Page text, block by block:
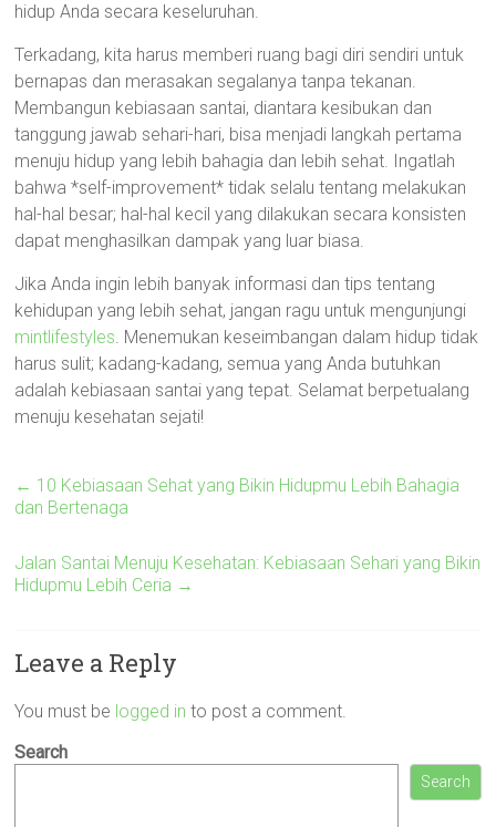
hidup Anda secara keseluruhan.
Terkadang, kita harus memberi ruang bagi diri sendiri untuk
bernapas dan merasakan segalanya tanpa tekanan.
Membangun kebiasaan santai, diantara kesibukan dan
tanggung jawab sehari-hari, bisa menjadi langkah pertama
menuju hidup yang lebih bahagia dan lebih sehat. Ingatlah
bahwa *self-improvement* tidak selalu tentang melakukan
hal-hal besar; hal-hal kecil yang dilakukan secara konsisten
dapat menghasilkan dampak yang luar biasa.
Jika Anda ingin lebih banyak informasi dan tips tentang
kehidupan yang lebih sehat, jangan ragu untuk mengunjungi
mintlifestyles. Menemukan keseimbangan dalam hidup tidak
harus sulit; kadang-kadang, semua yang Anda butuhkan
adalah kebiasaan santai yang tepat. Selamat berpetualang
menuju kesehatan sejati!
← 10 Kebiasaan Sehat yang Bikin Hidupmu Lebih Bahagia
dan Bertenaga
Jalan Santai Menuju Kesehatan: Kebiasaan Sehari yang Bikin
Hidupmu Lebih Ceria →
Leave a Reply
You must be logged in to post a comment.
Search
Search